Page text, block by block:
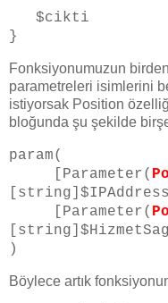
$cikti
}
Fonksiyonumuzun
parametreleri isimlerini
istiyorsak Position
bloğunda şu şekilde
param(
[Parameter(
[Parameter(
)
Böylece artık